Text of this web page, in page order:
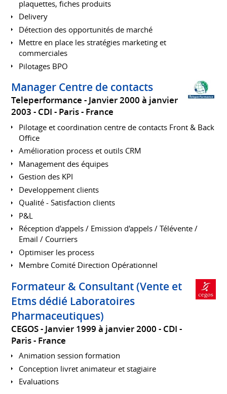
plaquettes, fiches produits
Delivery
Détection des opportunités de marché
Mettre en place les stratégies marketing et
commerciales
Pilotages BPO
Manager Centre de contacts
Teleperformance
Janvier 2000 à janvier
2003 CDI Paris France
Pilotage et coordination centre de contacts Front & Back
Office
Amélioration process et outils CRM
Management des équipes
Gestion des KPI
Developpement clients
Qualité - Satisfaction clients
P&L
Réception d'appels / Emission d'appels / Télévente /
Email / Courriers
Optimiser les process
Membre Comité Direction Opérationnel
Formateur & Consultant (Vente et
Etms dédié Laboratoires
Pharmaceutiques)
CEGOS Janvier 1999 à janvier 2000 CDI
Paris
France
Animation session formation
Conception livret animateur et stagiaire
Evaluations